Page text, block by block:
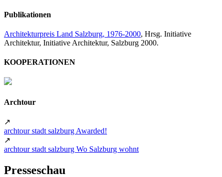
Publikationen
Architekturpreis Land Salzburg, 1976-2000, Hrsg. Initiative
Architektur, Initiative Architektur, Salzburg 2000.
KOOPERATIONEN
Archtour
↗
archtour stadt salzburg Awarded!
↗
archtour stadt salzburg Wo Salzburg wohnt
Presseschau